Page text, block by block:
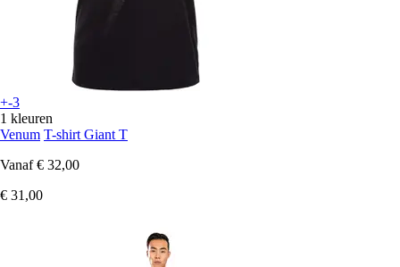
+-3
1 kleuren
Venum T-shirt Giant T
Vanaf € 32,00
€ 31,00